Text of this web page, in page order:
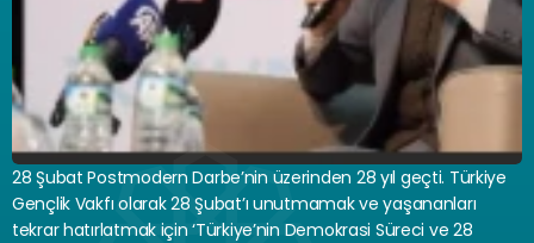
28 Şubat Postmodern Darbe’nin üzerinden 28 yıl geçti. Türkiye
Gençlik Vakfı olarak 28 Şubat’ı unutmamak ve yaşananları
tekrar hatırlatmak için ‘Türkiye’nin Demokrasi Süreci ve 28